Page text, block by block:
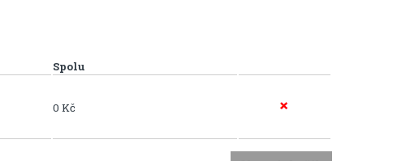
Spolu
0 Kč